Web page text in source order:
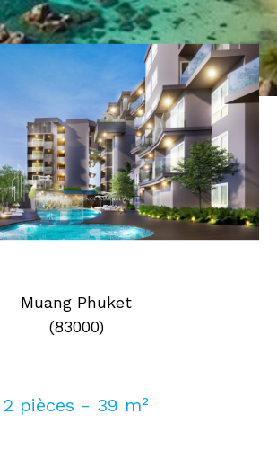
Muang Phuket
(83000)
2 pièces - 39 m²
4 5